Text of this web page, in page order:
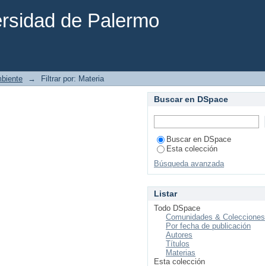
de Palermo
→ Filtrar por: Materia
Buscar en DSpace
Buscar en DSpace
Esta colección
Búsqueda avanzada
Listar
Todo DSpace
Comunidades & Colecciones
Por fecha de publicación
Autores
Títulos
Materias
Esta colección